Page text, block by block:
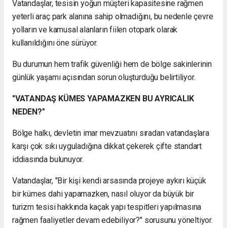
Vatandaşlar, tesisin yoğun müşteri kapasitesine rağmen
yeterli araç park alanına sahip olmadığını, bu nedenle çevre
yolların ve kamusal alanların fiilen otopark olarak
kullanıldığını öne sürüyor.
Bu durumun hem trafik güvenliği hem de bölge sakinlerinin
günlük yaşamı açısından sorun oluşturduğu belirtiliyor.
"VATANDAŞ KÜMES YAPAMAZKEN BU AYRICALIK
NEDEN?"
Bölge halkı, devletin imar mevzuatını sıradan vatandaşlara
karşı çok sıkı uyguladığına dikkat çekerek çifte standart
iddiasında bulunuyor.
Vatandaşlar, "Bir kişi kendi arsasında projeye aykırı küçük
bir kümes dahi yapamazken, nasıl oluyor da büyük bir
turizm tesisi hakkında kaçak yapı tespitleri yapılmasına
rağmen faaliyetler devam edebiliyor?" sorusunu yöneltiyor.